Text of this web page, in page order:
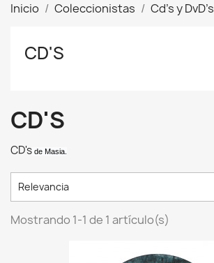
Inicio Coleccionistas Cd's y DvD's
CD'S
CD'S
CD's de Masia.
Relevancia
Mostrando 1-1 de 1 artículo(s)